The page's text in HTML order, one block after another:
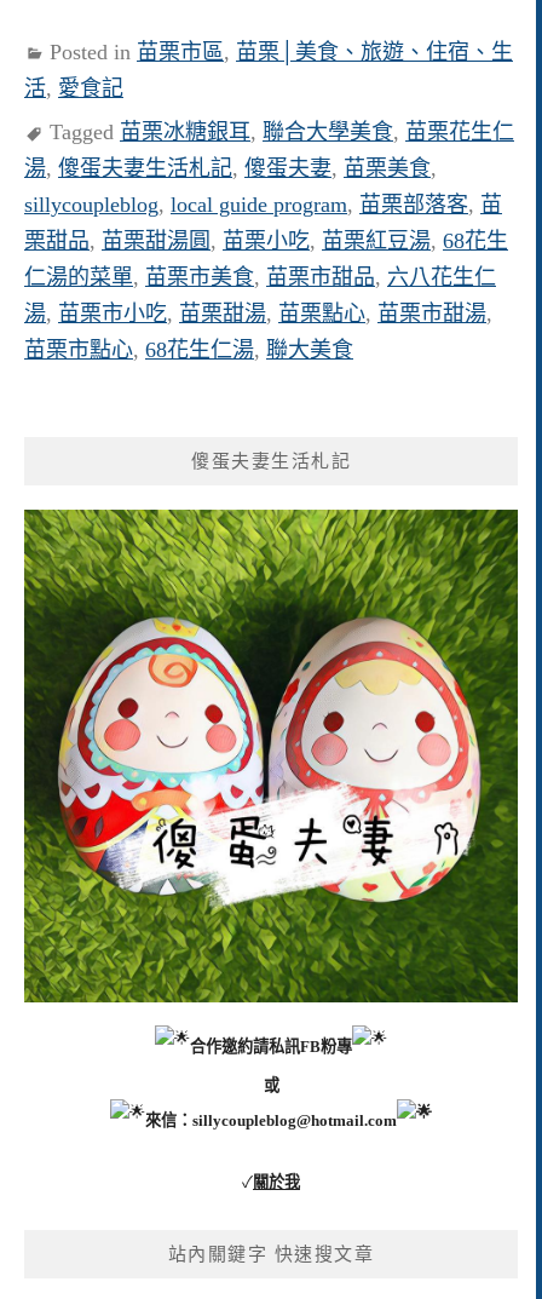
Posted in 苗栗市區, 苗栗│美食、旅遊、住宿、生
活, 愛食記
Tagged 苗栗冰糖銀耳, 聯合大學美食, 苗栗花生仁
湯, 傻蛋夫妻生活札記, 傻蛋夫妻, 苗栗美食,
sillycoupleblog, local guide program, 苗栗部落客, 苗
栗甜品, 苗栗甜湯圓 , 苗栗小吃, 苗栗紅豆湯, 68花生
仁湯的菜單, 苗栗市美食, 苗栗市甜品, 六八花生仁
湯, 苗栗市小吃, 苗栗甜湯, 苗栗點心, 苗栗市甜湯,
苗栗市點心, 68花生仁湯, 聯大美食
傻蛋夫妻生活札記
合作邀約請私訊FB粉專
或
來信： sillycoupleblog@hotmail.com
✓關於我
站內關鍵字 快速搜文章